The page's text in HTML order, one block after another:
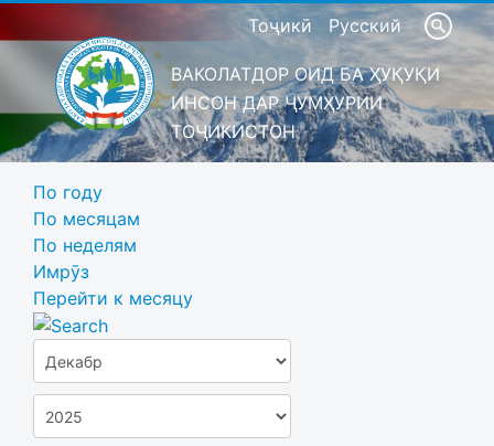
Тоҷикӣ Русский
ВАКОЛАТДОР ОИД БА ҲУҚУҚИ
ИНСОН ДАР ҶУМҲУРИИ
ТОҶИКИСТОН
По году
По месяцам
По неделям
Имрӯз
Перейти к месяцу